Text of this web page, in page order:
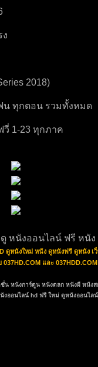
2018)
น ทุกตอน รวมทั้งหมด
วี่ 1-23 ทุกภาค
ดู หนังออนไลน์ ฟรี หนัง
ดูหนังใหม่ หนัง ดูหนังฟรี ดูหนัง
และ
ชั่น หนังการ์ตูน หนังตลก หนังผี หนัง
งออนไลน์ hd ฟรี ใหม่ ดูหนังออนไล